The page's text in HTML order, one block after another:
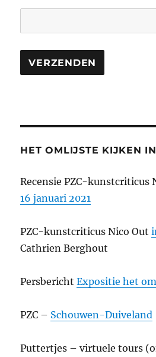
HET OMLIJSTE KIJKEN
Recensie PZC-kunstcriticus
16 januari 2021
PZC-kunstcriticus Nico Out
Cathrien Berghout
PersberichtExpositie het
PZC – Schouwen-Duiveland
Puttertjes – virtuele tours